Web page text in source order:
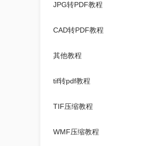
JPG转PDF教程
CAD转PDF教程
其他教程
tif转pdf教程
TIF压缩教程
WMF压缩教程